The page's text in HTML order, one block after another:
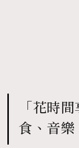
「花時
食、音樂